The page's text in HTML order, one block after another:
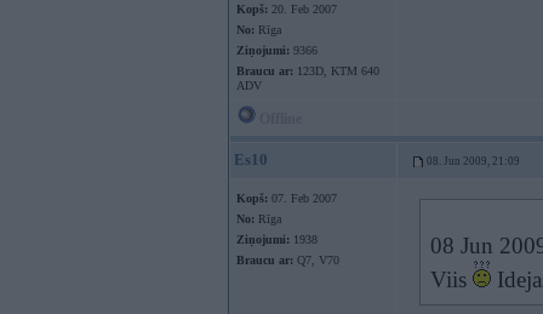
Kopš: 20. Feb 2007
No: Rīga
Ziņojumi: 9366
Braucu ar: 123D, KTM 640
ADV
Es10 08. Jun 2009, 21:09
Kopš: 07. Feb 2007
No: Rīga
Ziņojumi: 1938
Braucu ar: Q7, V70
08 Jun
Viis